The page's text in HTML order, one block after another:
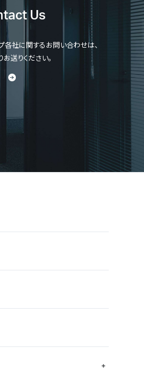
Us
各社に関するお問い合わせは、
お送りください。